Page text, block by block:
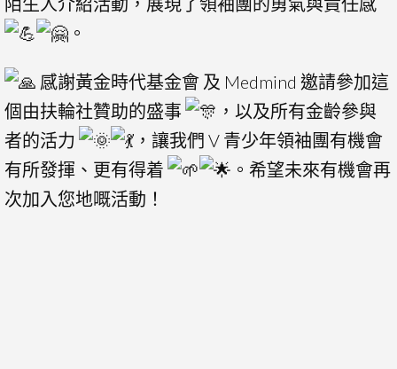
。
感謝黃金時代基金會 及 Medmind 邀請參加這
個由扶輪社贊助的盛事
，以及所有金齡參與
者的活力
，讓我們 V 青少年領袖團有機會
有所發揮、更有得着
。希望未來有機會再
次加入您地嘅活動！